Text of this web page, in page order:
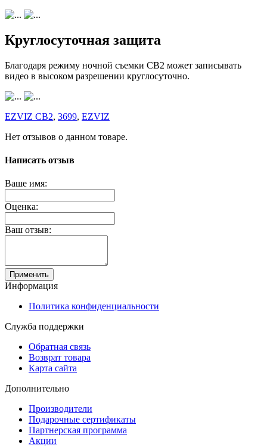
Круглосуточная защита
Благодаря режиму ночной съемки CB2 может записывать
видео в высоком разрешении круглосуточно.
EZVIZ CB2, 3699, EZVIZ
Нет отзывов о данном товаре.
Написать отзыв
Ваше имя:
Оценка:
Ваш отзыв:
Применить
Информация
Политика конфиденциальности
Служба поддержки
Обратная связь
Возврат товара
Карта сайта
Дополнительно
Производители
Подарочные сертификаты
Партнерская программа
Акции